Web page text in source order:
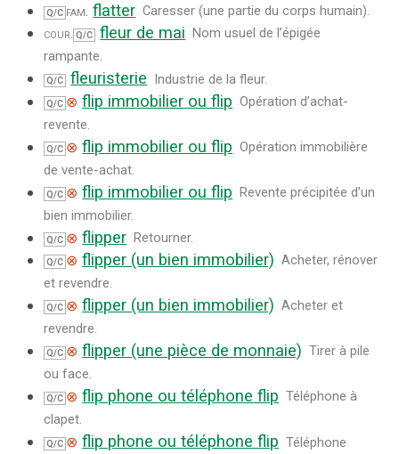
Q/C fam. flatter Caresser (une partie du corps humain).
cour. Q/C fleur de mai
Nom usuel de l’épigée
rampante.
Q/C fleuristerie Industrie de la fleur.
Q/C ⊗ flip immobilier ou flip Opération d’achat-
revente.
Q/C ⊗ flip immobilier ou flip Opération immobilière
de vente-achat.
Q/C ⊗ flip immobilier ou flip Revente précipitée d’un
bien immobilier.
Q/C ⊗ flipper Retourner.
Q/C ⊗ flipper (un bien immobilier) Acheter, rénover
et revendre.
Q/C ⊗ flipper (un bien immobilier) Acheter et
revendre.
Q/C ⊗ flipper (une pièce de monnaie) Tirer à pile
ou face.
Q/C ⊗ flip phone ou téléphone flip Téléphone à
clapet.
Q/C ⊗ flip phone ou téléphone flip Téléphone